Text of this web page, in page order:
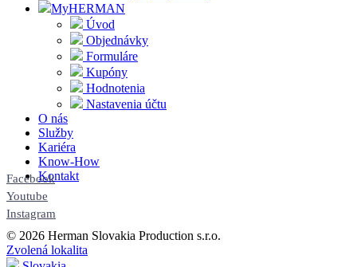
MyHERMAN
Úvod
Objednávky
Formuláre
Kupóny
Hodnotenia
Nastavenia účtu
O nás
Služby
Kariéra
Know-How
Kontakt
Facebook
Youtube
Instagram
© 2026 Herman Slovakia Production s.r.o.
Zvolená lokalita